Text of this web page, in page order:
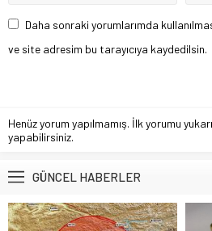
Daha sonraki yorumlarımda
ve site adresim bu tarayıcıya kaydedilsin.
Henüz yorum yapılmamış. İlk yorumu
yapabilirsiniz.
GÜNCEL HABERLER